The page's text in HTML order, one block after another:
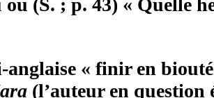
(S. ; p. 43) « Quelle
anglaise « finir en
(l’auteur en